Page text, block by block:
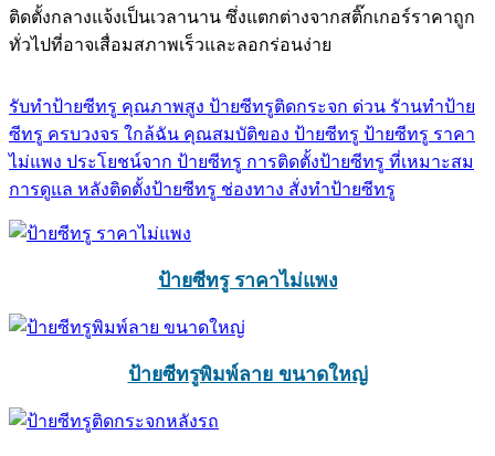
ติดตั้งกลางแจ้งเป็นเวลานาน ซึ่งแตกต่างจากสติ๊กเกอร์ราคาถูก
ทั่วไปที่อาจเสื่อมสภาพเร็วและลอกร่อนง่าย
รับทำป้ายซีทรู คุณภาพสูง ป้ายซีทรูติดกระจก ด่วน รัานทำป้าย
ซีทรู ครบวงจร ใกล้ฉัน คุณสมบัติของ ป้ายซีทรู ป้ายซีทรู ราคา
ไม่แพง ประโยชน์จาก ป้ายซีทรู การติดตั้งป้ายซีทรู ที่เหมาะสม
การดูแล หลังติดตั้งป้ายซีทรู ช่องทาง สั่งทำป้ายซีทรู
ป้ายซีทรู ราคาไม่แพง
ป้ายซีทรูพิมพ์ลาย ขนาดใหญ่